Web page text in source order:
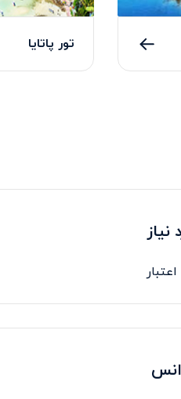
تور پاتایا
نیاز